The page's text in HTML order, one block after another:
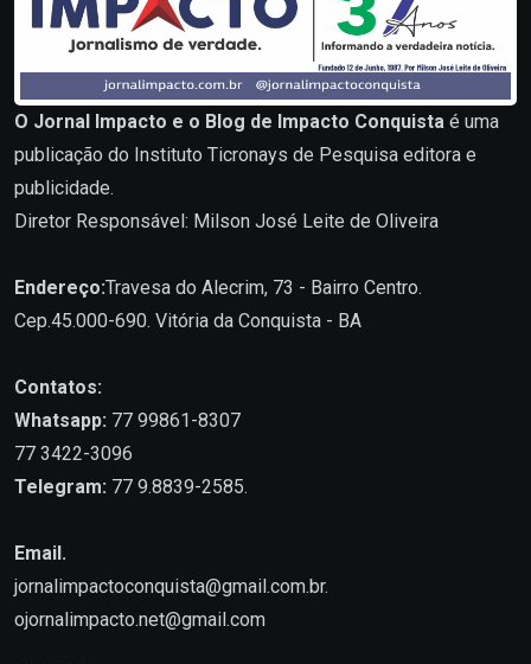
O Jornal Impacto e o Blog de Impacto Conquista é uma
publicação do Instituto Ticronays de Pesquisa editora e
publicidade.
Diretor Responsável: Milson José Leite de Oliveira
Endereço:Travesa do Alecrim, 73 - Bairro Centro.
Cep.45.000-690. Vitória da Conquista - BA
Contatos:
Whatsapp: 77 99861-8307
77 3422-3096
Telegram: 77 9.8839-2585.
Email.
jornalimpactoconquista@gmail.com.br.
ojornalimpacto.net@gmail.com